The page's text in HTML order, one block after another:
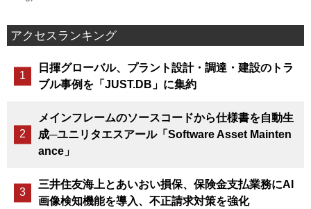
アクセスランキング
日揮グローバル、プラント設計・調達・建設のトラ
ブル事例を「JUST.DB」に集約
メインフレームのソースコードから仕様書を自動生
成─ユニリタエスアール「Software Asset Mainten
ance」
三井住友海上とあいおい損保、保険金支払業務にAI
画像検知機能を導入、不正請求対策を強化